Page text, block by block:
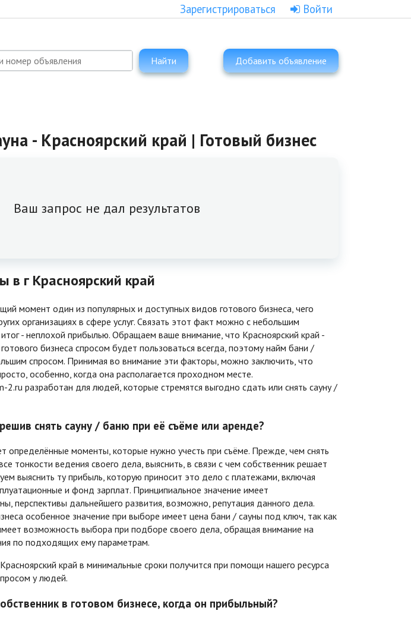
Зарегистрироваться Войти
Найти Добавить объявление
- Красноярский край | Готовый бизнес
Ваш запрос не дал результатов
в г Красноярский край
момент один из популярных и доступных видов готового бизнеса, чего
организациях в сфере услуг. Связать этот факт можно с небольшим
- неплохой прибылью. Обращаем ваше внимание, что Красноярский край -
бизнеса спросом будет пользоваться всегда, поэтому найм бани /
спросом. Принимая во внимание эти факторы, можно заключить, что
особенно, когда она располагается проходном месте.
2.ru разработан для людей, которые стремятся выгодно сдать или снять сауну /
снять сауну / баню при её съёме или аренде?
определённые моменты, которые нужно учесть при съёме. Прежде, чем снять
тонкости ведения своего дела, выяснить, в связи с чем собственник решает
выяснить ту прибыль, которую приносит это дело с платежами, включая
и фонд зарплат. Принципиальное значение имеет
перспективы дальнейшего развития, возможно, репутация данного дела.
особенное значение при выборе имеет цена бани / сауны под ключ, так как
возможность выбора при подборе своего дела, обращая внимание на
по подходящих ему параметрам.
край в минимальные сроки получится при помощи нашего ресурса
у людей.
в готовом бизнесе, когда он прибыльный?